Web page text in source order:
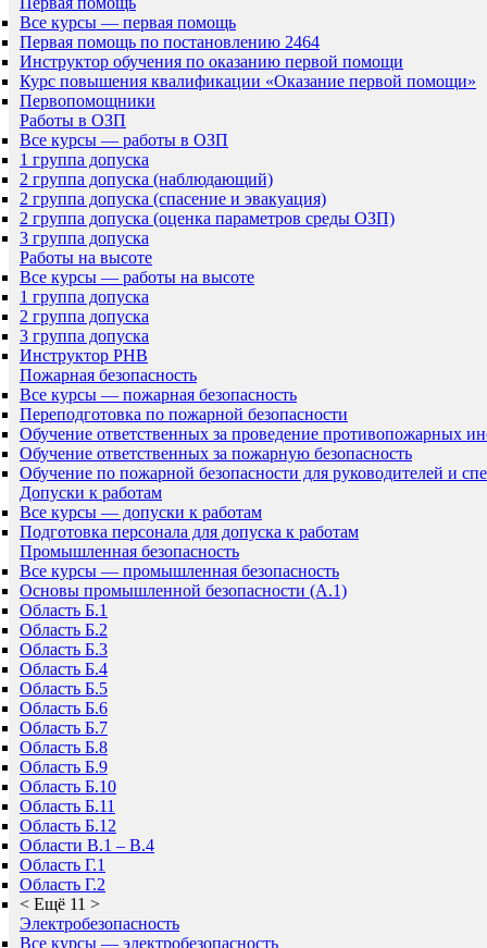
Все курсы — первая помощь
Первая помощь по постановлению 2464
Инструктор обучения по оказанию первой помощи
Курс повышения квалификации «Оказание первой помощи»
Первопомощники
Работы в ОЗП
Все курсы — работы в ОЗП
1 группа допуска
2 группа допуска (наблюдающий)
2 группа допуска (спасение и эвакуация)
2 группа допуска (оценка параметров среды ОЗП)
3 группа допуска
Работы на высоте
Все курсы — работы на высоте
1 группа допуска
2 группа допуска
3 группа допуска
Инструктор РНВ
Пожарная безопасность
Все курсы — пожарная безопасность
Переподготовка по пожарной безопасности
Обучение ответственных за проведение противопожарных
Обучение ответственных за пожарную безопасность
Обучение по пожарной безопасности для руководителей и
Допуски к работам
Все курсы — допуски к работам
Подготовка персонала для допуска к работам
Промышленная безопасность
Все курсы — промышленная безопасность
Основы промышленной безопасности (A.1)
Область Б.1
Область Б.2
Область Б.3
Область Б.4
Область Б.5
Область Б.6
Область Б.7
Область Б.8
Область Б.9
Область Б.10
Область Б.11
Область Б.12
Области В.1 – В.4
Область Г.1
Область Г.2
< Ещё 11 >
Электробезопасность
Все курсы — электробезопасность